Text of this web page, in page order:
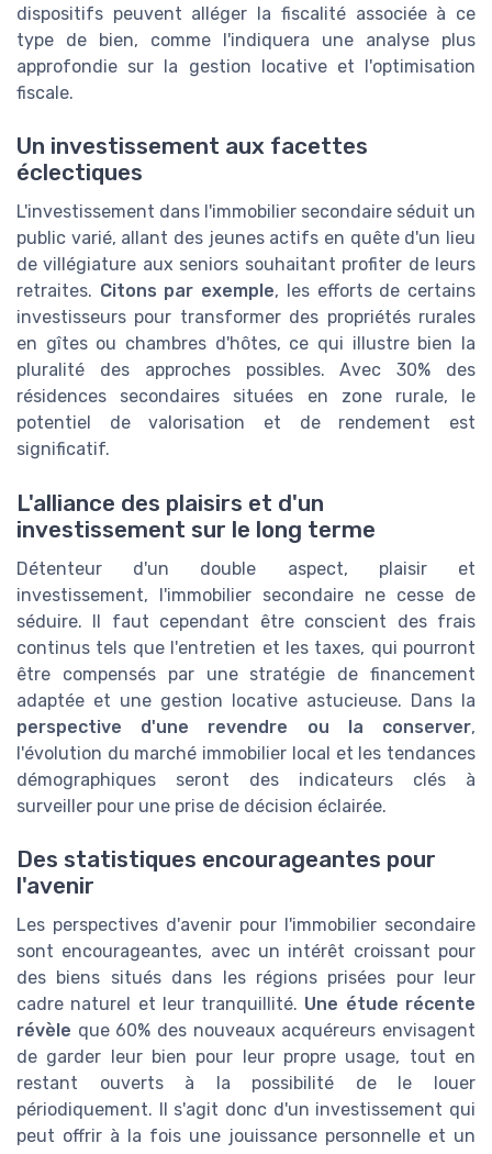
dispositifs peuvent alléger la fiscalité associée à ce
type de bien, comme l'indiquera une analyse plus
approfondie sur la gestion locative et l'optimisation
fiscale.
Un investissement aux facettes
éclectiques
L'investissement dans l'immobilier secondaire séduit un
public varié, allant des jeunes actifs en quête d'un lieu
de villégiature aux seniors souhaitant profiter de leurs
retraites. Citons par exemple, les efforts de certains
investisseurs pour transformer des propriétés rurales
en gîtes ou chambres d'hôtes, ce qui illustre bien la
pluralité des approches possibles. Avec 30% des
résidences secondaires situées en zone rurale, le
potentiel de valorisation et de rendement est
significatif.
L'alliance des plaisirs et d'un
investissement sur le long terme
Détenteur d'un double aspect, plaisir et
investissement, l'immobilier secondaire ne cesse de
séduire. Il faut cependant être conscient des frais
continus tels que l'entretien et les taxes, qui pourront
être compensés par une stratégie de financement
adaptée et une gestion locative astucieuse. Dans la
perspective d'une revendre ou la conserver,
l'évolution du marché immobilier local et les tendances
démographiques seront des indicateurs clés à
surveiller pour une prise de décision éclairée.
Des statistiques encourageantes pour
l'avenir
Les perspectives d'avenir pour l'immobilier secondaire
sont encourageantes, avec un intérêt croissant pour
des biens situés dans les régions prisées pour leur
cadre naturel et leur tranquillité. Une étude récente
révèle que 60% des nouveaux acquéreurs envisagent
de garder leur bien pour leur propre usage, tout en
restant ouverts à la possibilité de le louer
périodiquement. Il s'agit donc d'un investissement qui
peut offrir à la fois une jouissance personnelle et un